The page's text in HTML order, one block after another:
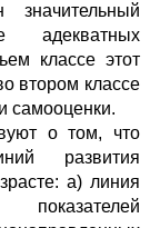
классе этот
втором классе
самооценки.
о том, что
развития
а) линия